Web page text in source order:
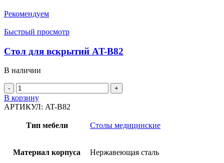
Рекомендуем
Быстрый просмотр
Стол для вскрытий AT-B82
В наличии
Количество
товара
Стол
вскрытий
В корзину
АРТИКУЛ: AT-B82
Тип мебели Столы медицинские
Материал корпуса Нержавеющая сталь